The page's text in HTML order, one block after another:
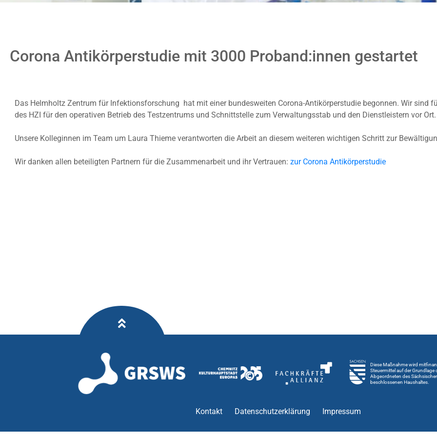
Corona Antikörperstudie mit 3000 Proband:innen gestartet
Das Helmholtz Zentrum für Infektionsforschung hat mit einer bundesweiten Corona-Antikörperstudie begonnen. Wir sind
des HZI für den operativen Betrieb des Testzentrums und Schnittstelle zum Verwaltungsstab und den Dienstleistern vor Ort.
Unsere Kolleginnen im Team um Laura Thieme verantworten die Arbeit an diesem weiteren wichtigen Schritt zur
Wir danken allen beteiligten Partnern für die Zusammenarbeit und ihr Vertrauen: zur Corona Antikörperstudie
Diese Maßnahme wird
Steuermittel auf der Grundlage
Abgeordneten des
beschlossenen Haushaltes.
Kontakt Datenschutzerklärung Impressum